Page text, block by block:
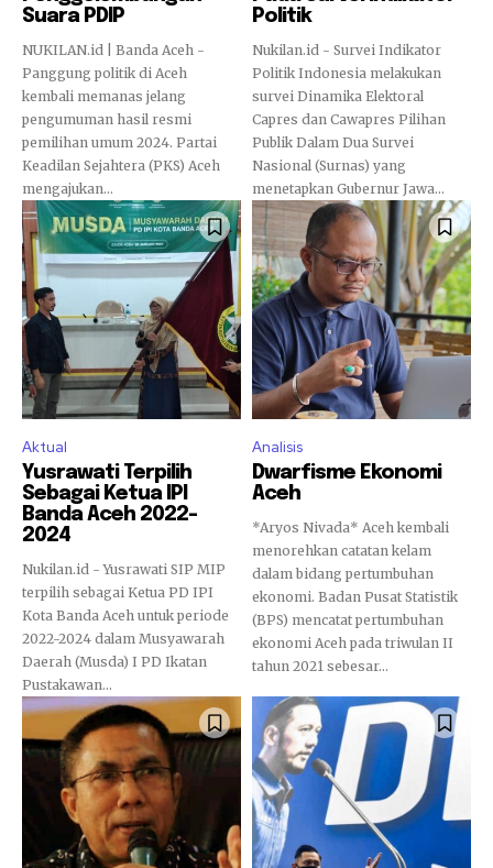
Suara PDIP
NUKILAN.id | Banda Aceh -
Panggung politik di Aceh
kembali memanas jelang
pengumuman hasil resmi
pemilihan umum 2024. Partai
Keadilan Sejahtera (PKS) Aceh
mengajukan...
Politik
Nukilan.id - Survei Indikator
Politik Indonesia melakukan
survei Dinamika Elektoral
Capres dan Cawapres Pilihan
Publik Dalam Dua Survei
Nasional (Surnas) yang
menetapkan Gubernur Jawa...
Aktual
Yusrawati Terpilih
Sebagai Ketua IPI
Banda Aceh 2022-
2024
Nukilan.id - Yusrawati SIP MIP
terpilih sebagai Ketua PD IPI
Kota Banda Aceh untuk periode
2022-2024 dalam Musyawarah
Daerah (Musda) I PD Ikatan
Pustakawan...
Analisis
Dwarfisme Ekonomi
Aceh
*Aryos Nivada* Aceh kembali
menorehkan catatan kelam
dalam bidang pertumbuhan
ekonomi. Badan Pusat Statistik
(BPS) mencatat pertumbuhan
ekonomi Aceh pada triwulan II
tahun 2021 sebesar...